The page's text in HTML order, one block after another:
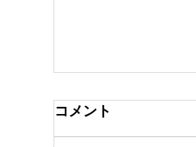
コメント